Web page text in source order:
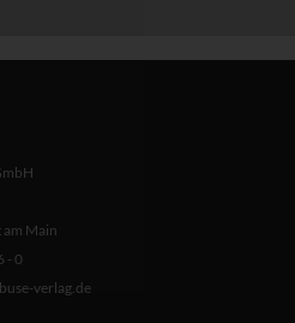
Main
- 0
verlag.de